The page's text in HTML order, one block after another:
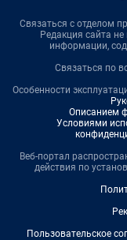
Связаться с отделом
Редакция сайта не
информации,
Связаться по
Особенности
Описанием
Условиями
Веб-портал
действия по
Пользовательское